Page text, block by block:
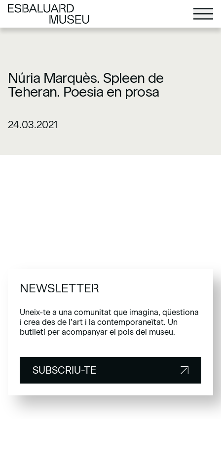
Núria Marquès. Spleen de
Teheran. Poesia en prosa
24.03.2021
NEWSLETTER
Uneix-te a una comunitat que imagina, qüestiona
i crea des de l’art i la contemporaneïtat. Un
butlletí per acompanyar el pols del museu.
SUBSCRIU-TE
SUBSCRIU-TE